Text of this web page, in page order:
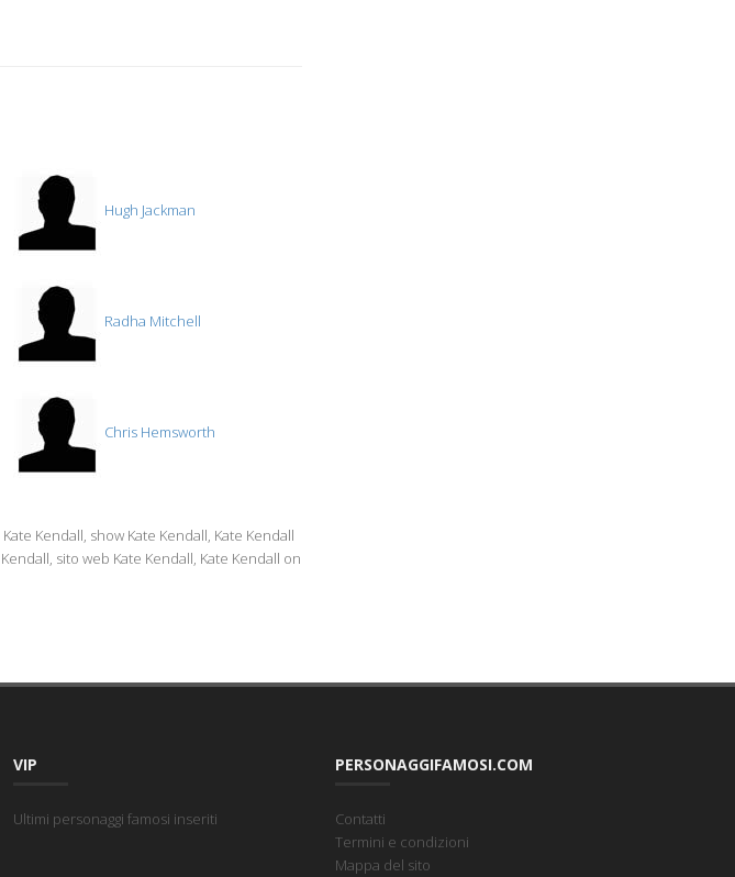
Hugh Jackman
Radha Mitchell
Chris Hemsworth
Kendall, show Kate Kendall, Kate Kendall
sito web Kate Kendall, Kate Kendall on
VIP
Ultimi personaggi famosi inseriti
PERSONAGGIFAMOSI.COM
Contatti
Termini e condizioni
Mappa del sito